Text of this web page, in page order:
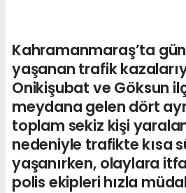
Kahramanmaraş’ta
yaşanan trafik
Onikişubat ve Göksun
meydana gelen dört
toplam sekiz kişi
nedeniyle trafikte kısa
yaşanırken, olaylara
polis ekipleri hızla